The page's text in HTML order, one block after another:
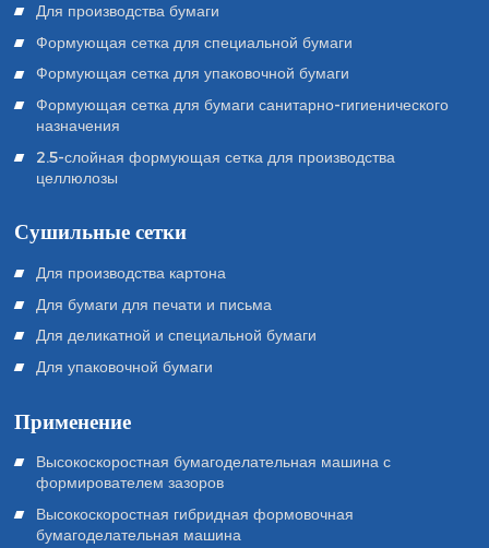
Для производства бумаги
Формующая сетка для специальной бумаги
Формующая сетка для упаковочной бумаги
Формующая сетка для бумаги санитарно-гигиенического
назначения
2.5-слойная формующая сетка для производства
целлюлозы
Сушильные сетки
Для производства картона
Для бумаги для печати и письма
Для деликатной и специальной бумаги
Для упаковочной бумаги
Применение
Высокоскоростная бумагоделательная машина с
формирователем зазоров
Высокоскоростная гибридная формовочная
бумагоделательная машина